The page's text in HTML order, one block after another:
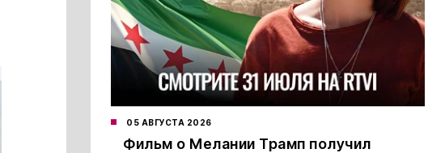
05 АВГУСТА 2026
Фильм о Мелании Трамп получил